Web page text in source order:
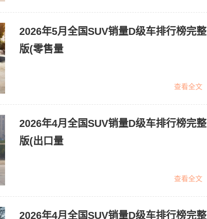
2026年5月全国SUV销量D级车排行榜完整
版(零售量
查看全文
2026年4月全国SUV销量D级车排行榜完整
版(出口量
查看全文
2026年4月全国SUV销量D级车排行榜完整